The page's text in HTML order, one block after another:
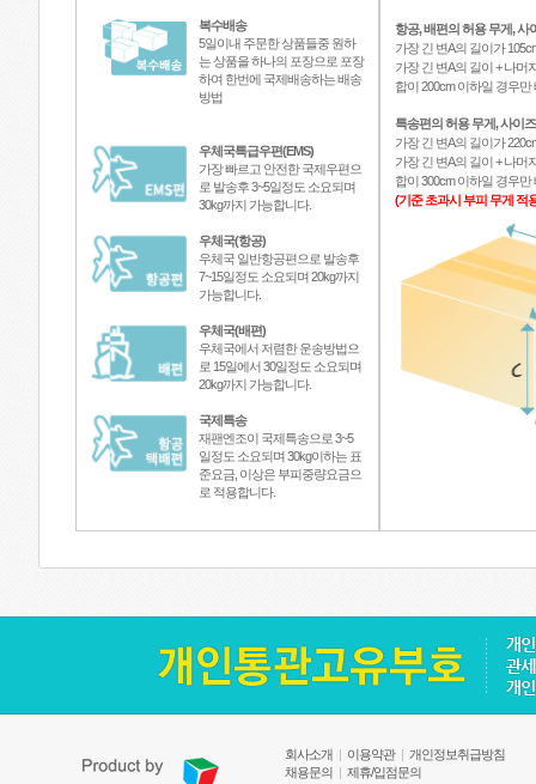
복수배송
5일이내 주문한 상품들중 원하
는 상품을 하나의 포장으로 포장
하여 한번에 국제배송하는 배송
방법
우체국특급우편(EMS)
가장 빠르고 안전한 국제우편으
로 발송후 3~5일정도 소요되며
30kg까지 가능합니다.
우체국(항공)
우체국 일반항공편으로 발송후
7~15일정도 소요되며 20kg까지
가능합니다.
우체국(배편)
우체국에서 저렴한 운송방법으
로 15일에서 30일정도 소요되며
20kg까지 가능합니다.
국제특송
재팬엔조이 국제특송으로 3~5
일정도 소요되며 30kg이하는 표
준요금, 이상은 부피중량요금으
로 적용합니다.
항공, 배편의 허용 무게, 사
가장 긴 변A의 길이가
가장 긴 변A의 길이 + 나머
합이 200cm 이하일 경우만
특송편의 허용 무게, 사이즈
가장 긴 변A의 길이가
가장 긴 변A의 길이 + 나머
합이 300cm 이하일 경우만
(기준 초과시 부피 무게 적
회사소개 | 이용약관 | 개인정보취급방침
채용문의 | 제휴/입점문의